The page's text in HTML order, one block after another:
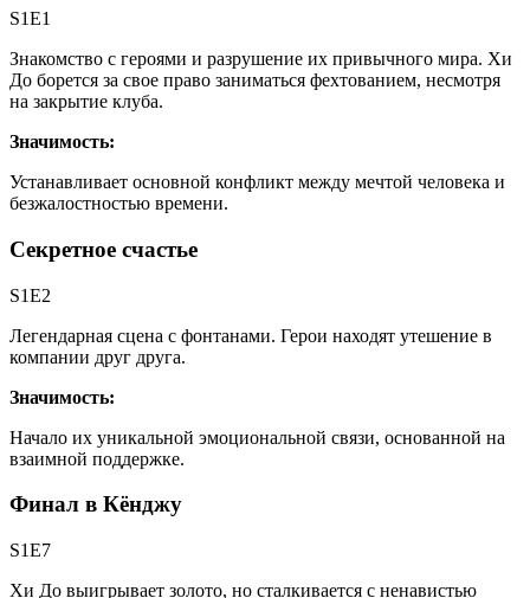
S1E1
Знакомство с героями и разрушение их привычного мира. Хи
До борется за свое право заниматься фехтованием, несмотря
на закрытие клуба.
Значимость:
Устанавливает основной конфликт между мечтой человека и
безжалостностью времени.
Секретное счастье
S1E2
Легендарная сцена с фонтанами. Герои находят утешение в
компании друг друга.
Значимость:
Начало их уникальной эмоциональной связи, основанной на
взаимной поддержке.
Финал в Кёнджу
S1E7
Хи До выигрывает золото, но сталкивается с ненавистью